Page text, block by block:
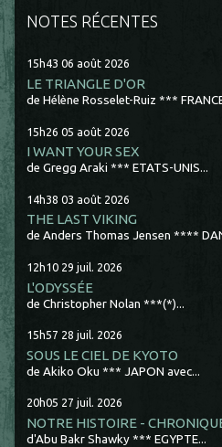
NOTES RÉCENTES
15h43 06 août 2026
LE TRIANGLE D'OR
de Hélène Rosselet-Ruiz ***
15h26 05 août 2026
I WANT YOUR SEX
de Gregg Araki *** ETATS-UNIS...
14h38 03 août 2026
THE LAST VIKING
de Anders Thomas Jensen ****
12h10 29 juil. 2026
L'ODYSSÉE
de Christopher Nolan ***(*)...
15h57 28 juil. 2026
SOUS LE CIEL DE KYOTO
de Akiko Oku *** JAPON avec...
20h05 27 juil. 2026
NOTRE HISTOIRE -
d'Abu Bakr Shawky *** EGYPTE...